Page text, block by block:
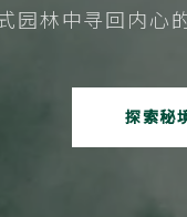
园林中寻回内心
探索秘